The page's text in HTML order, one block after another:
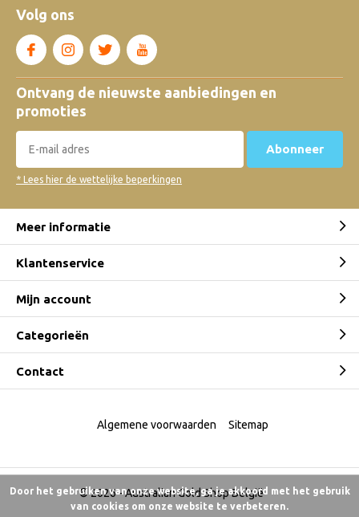
Volg ons
Ontvang de nieuwste aanbiedingen en
promoties
Abonneer
* Lees hier de wettelijke beperkingen
Meer informatie
Klantenservice
Mijn account
Categorieën
Contact
© 2026 -Australian Gold Shop België
Algemene voorwaarden Sitemap
Door het gebruiken van onze website, ga je akkoord met het gebruik
van cookies om onze website te verbeteren.